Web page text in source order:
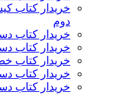
خریدار کتاب
دوم
خریدار کتاب
خریدار کتاب
خریدار کتاب
خریدار کتاب
خریدار کتاب